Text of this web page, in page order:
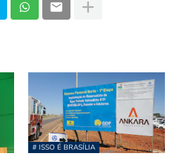
# ISSO É BRASÍLIA